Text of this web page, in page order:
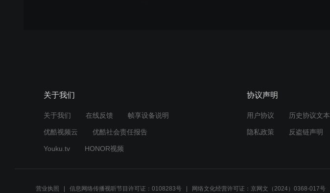
关于我们
关于我们 在线反馈 帧享设备说明
优酷视频云 优酷社会责任报告
Youku.tv HONOR视频
协议声明
用户协议 历史协议文本
隐私政策 反盗链声明
营业执照 信息网络传播视听节目许可证：0108283号 网络文化经营许可证：京网文（2024）0368-017号